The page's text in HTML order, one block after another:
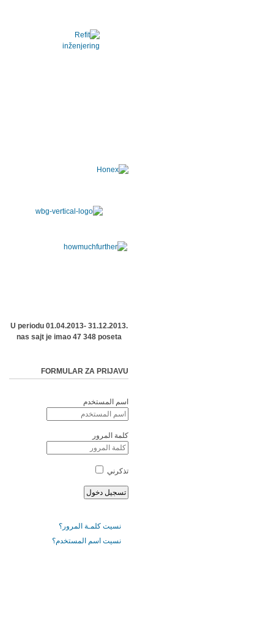
U periodu 01.04.2013- 31.12.2013.
nas sajt je imao 47 348 poseta
FORMULAR ZA PRIJAVU
اسم المستخدم
كلمة المرور
تذكرني
نسيت كلمـة المرور؟
نسيت اسم المستخدم؟